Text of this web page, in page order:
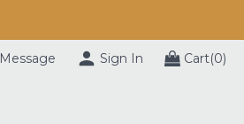
Message Sign In Cart(0)